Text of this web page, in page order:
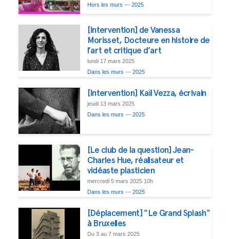
Hors les murs — 2025
[Intervention] de Vanessa
Morisset, Docteure en histoire de
l’art et critique d’art
lundi 17 mars 2025
Dans les murs — 2025
[Intervention] Kaïl Vezza, écrivain
jeudi 13 mars 2025
Dans les murs — 2025
[Le club de la question] Jean-
Charles Hue, réalisateur et
vidéaste plasticien
mercredi 5 mars 2025 10h
Dans les murs — 2025
[Déplacement] "Le Grand Splash"
à Bruxelles
Du 3 au 7 mars 2025